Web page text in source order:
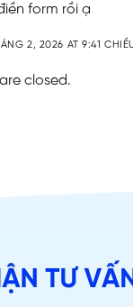
form rồi ạ
2, 2026 AT 9:41
closed.